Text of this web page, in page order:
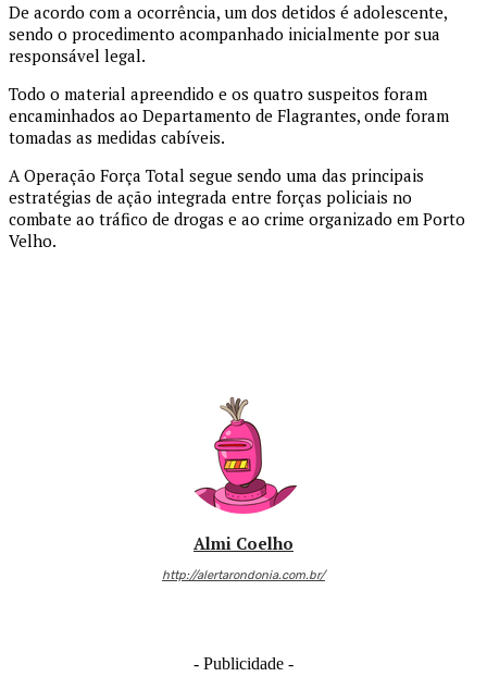
De acordo com a ocorrência, um dos detidos é adolescente,
sendo o procedimento acompanhado inicialmente por sua
responsável legal.
Todo o material apreendido e os quatro suspeitos foram
encaminhados ao Departamento de Flagrantes, onde foram
tomadas as medidas cabíveis.
A Operação Força Total segue sendo uma das principais
estratégias de ação integrada entre forças policiais no
combate ao tráfico de drogas e ao crime organizado em Porto
Velho.
Almi Coelho
http://alertarondonia.com.br/
- Publicidade -